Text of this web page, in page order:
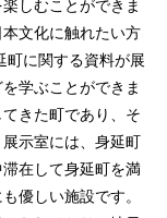
しむことができま
文化に触れたい方
町に関する資料が展
学ぶことができま
きた町であり、そ
示室には、身延町
在して身延町を満
優しい施設です。